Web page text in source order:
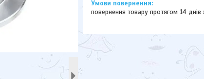
повернення товару протягом 14 днів